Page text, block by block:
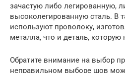
зачастую либо легированную,
высоколегированную сталь. В
используют проволоку,
металла, что и деталь, которую
Обратите внимание на выбор
неправильном выборе шов